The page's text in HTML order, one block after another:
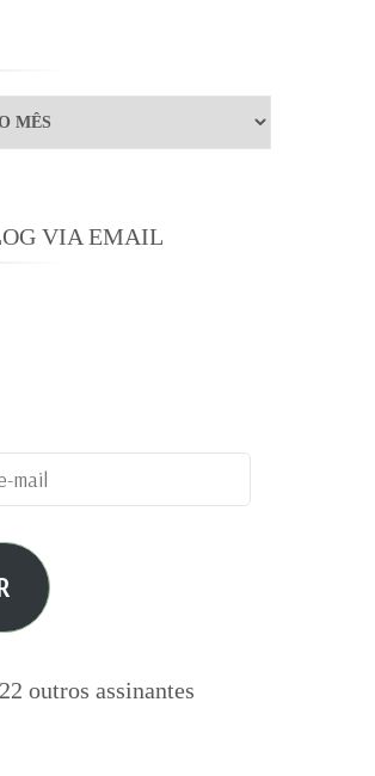
VIA EMAIL
outros assinantes